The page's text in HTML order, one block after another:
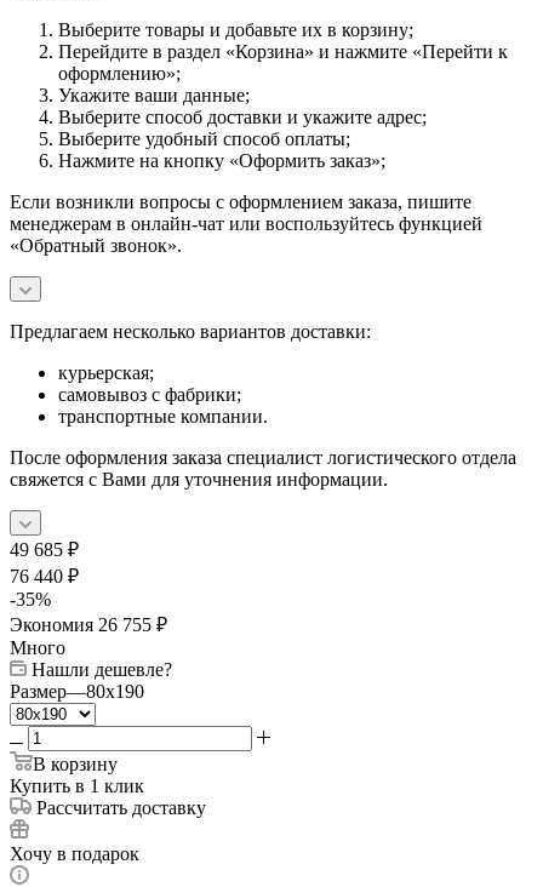
Выберите товары и добавьте их в корзину;
Перейдите в раздел «Корзина» и нажмите «Перейти к
оформлению»;
Укажите ваши данные;
Выберите способ доставки и укажите адрес;
Выберите удобный способ оплаты;
Нажмите на кнопку «Оформить заказ»;
Если возникли вопросы с оформлением заказа, пишите
менеджерам в онлайн-чат или воспользуйтесь функцией
«Обратный звонок».
Предлагаем несколько вариантов доставки:
курьерская;
самовывоз с фабрики;
транспортные компании.
После оформления заказа специалист логистического отдела
свяжется с Вами для уточнения информации.
49 685 ₽
76 440 ₽
-35%
Экономия 26 755 ₽
Много
Нашли дешевле?
Размер—80x190
В корзину
Купить в 1 клик
Рассчитать доставку
Хочу в подарок